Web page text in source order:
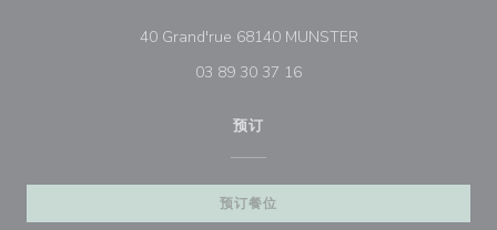
40 Grand'rue 68140 MUNSTER((在新窗口中打开))
03 89 30 37 16
预订
预订餐位